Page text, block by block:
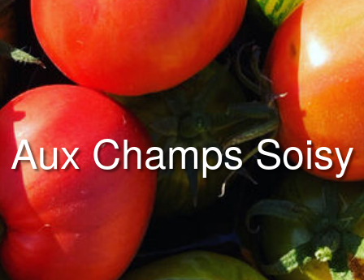
Aux Champs Soisy